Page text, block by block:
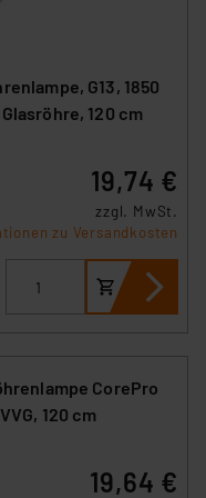
abrufbar. Sie
Cookies
zustimmen. Ihre
unter dem
oder widerrufen.
Abrufung und
Auswertung und
bleibt hiervon
können dazu
längerfristig
erneut
zur Einbindung von
daher ggf. auch
USA gemäß Art. 49
G13, 1850
120 cm
19,74 €
zzgl. MwSt.
zu Versandkosten
CorePro
120 cm
19,64 €